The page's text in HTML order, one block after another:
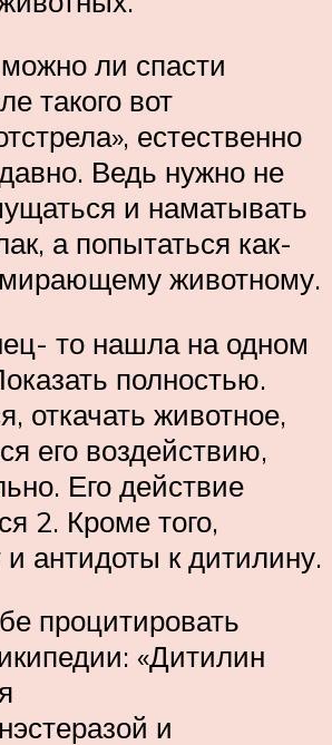
ли спасти
такого вот
естественно
Ведь нужно не
и наматывать
а попытаться как-
животному.
то нашла на одном
полностью.
откачать животное,
его воздействию,
Его действие
2. Кроме того,
антидоты к дитилину.
процитировать
«Дитилин
и